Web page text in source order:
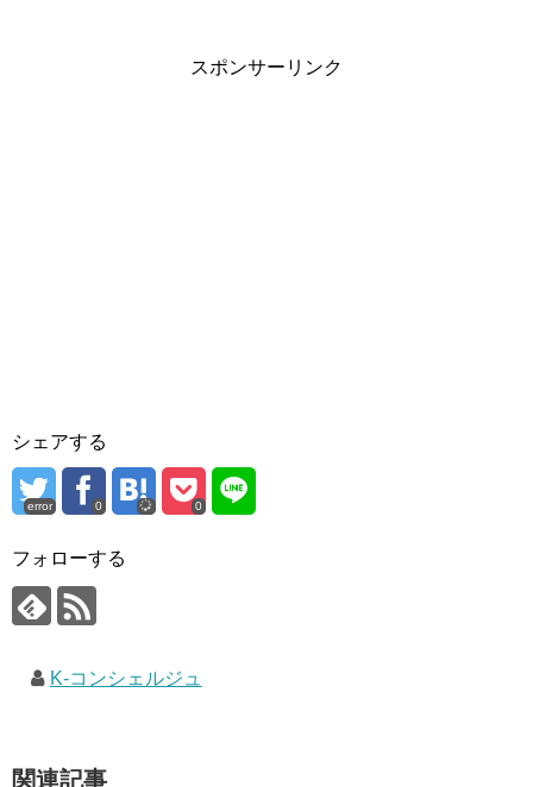
スポンサーリンク
シェアする
error 0 0
フォローする
K-コンシェルジュ
関連記事